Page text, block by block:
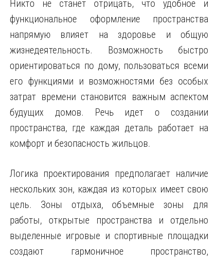
Никто не станет отрицать, что удобное и
функциональное оформление пространства
напрямую влияет на здоровье и общую
жизнедеятельность. Возможность быстро
ориентироваться по дому, пользоваться всеми
его функциями и возможностями без особых
затрат времени становится важным аспектом
будущих домов. Речь идет о создании
пространства, где каждая деталь работает на
комфорт и безопасность жильцов.
Логика проектирования предполагает наличие
нескольких зон, каждая из которых имеет свою
цель. Зоны отдыха, объемные зоны для
работы, открытые пространства и отдельно
выделенные игровые и спортивные площадки
создают гармоничное пространство,